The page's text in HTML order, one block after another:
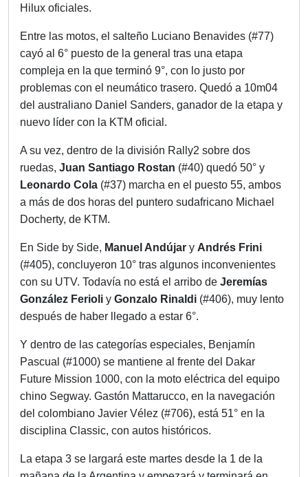
Hilux oficiales.
Entre las motos, el salteño Luciano Benavides (#77)
cayó al 6° puesto de la general tras una etapa
compleja en la que terminó 9°, con lo justo por
problemas con el neumático trasero. Quedó a 10m04
del australiano Daniel Sanders, ganador de la etapa y
nuevo líder con la KTM oficial.
A su vez, dentro de la división Rally2 sobre dos
ruedas, Juan Santiago Rostan (#40) quedó 50° y
Leonardo Cola (#37) marcha en el puesto 55, ambos
a más de dos horas del puntero sudafricano Michael
Docherty, de KTM.
En Side by Side, Manuel Andújar y Andrés Frini
(#405), concluyeron 10° tras algunos inconvenientes
con su UTV. Todavía no está el arribo de Jeremías
González Ferioli y Gonzalo Rinaldi (#406), muy lento
después de haber llegado a estar 6°.
Y dentro de las categorías especiales, Benjamín
Pascual (#1000) se mantiene al frente del Dakar
Future Mission 1000, con la moto eléctrica del equipo
chino Segway. Gastón Mattarucco, en la navegación
del colombiano Javier Vélez (#706), está 51° en la
disciplina Classic, con autos históricos.
La etapa 3 se largará este martes desde la 1 de la